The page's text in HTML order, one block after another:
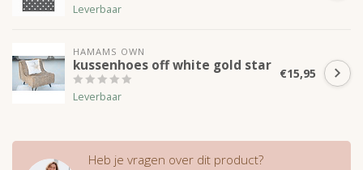
Leverbaar
HAMAMS OWN
kussenhoes off white gold star
Leverbaar
€15,95
Heb je vragen over dit product?